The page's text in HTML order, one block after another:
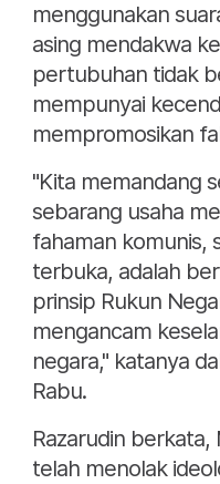
menggunakan
asing mendakwa
pertubuhan tidak
mempunyai
mempromosikan
"Kita memandang
sebarang usaha
fahaman komunis,
terbuka, adalah
prinsip Rukun
mengancam
negara," katanya
Rabu.
Razarudin berkata,
telah menolak